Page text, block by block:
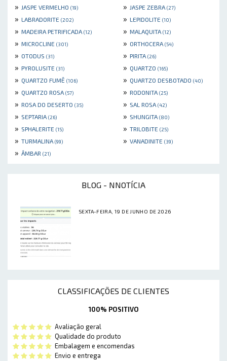
» JASPE VERMELHO (19) » JASPE ZEBRA (27)
» LABRADORITE (202) » LEPIDOLITE (10)
» MADEIRA PETRIFICADA (12) » MALAQUITA (12)
» MICROCLINE (301) » ORTHOCERA (54)
» OTODUS (31) » PIRITA (26)
» PYROLUSITE (31) » QUARTZO (165)
» QUARTZO FUMÊ (106) » QUARTZO DESBOTADO (40)
» QUARTZO ROSA (57) » RODONITA (25)
» ROSA DO DESERTO (35) » SAL ROSA (42)
» SEPTARIA (26) » SHUNGITA (80)
» SPHALERITE (15) » TRILOBITE (25)
» TURMALINA (99) » VANADINITE (39)
» ÂMBAR (21)
BLOG - NNOTÍCIA
SEXTA-FEIRA, 19 DE JUNHO DE 2026
CLASSIFICAÇÕES DE CLIENTES
100% POSITIVO
Avaliação geral
Qualidade do produto
Embalagem e encomendas
Envio e entrega